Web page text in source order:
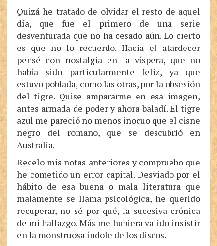
Quizá he tratado de olvidar el resto de aquel
día, que fue el primero de una serie
desventurada que no ha cesado aún. Lo cierto
es que no lo recuerdo. Hacia el atardecer
pensé con nostalgia en la víspera, que no
había sido particularmente feliz, ya que
estuvo poblada, como las otras, por la obsesión
del tigre. Quise ampararme en esa imagen,
antes armada de poder y ahora baladí. El tigre
azul me pareció no menos inocuo que el cisne
negro del romano, que se descubrió en
Australia.
Recelo mis notas anteriores y compruebo que
he cometido un error capital. Desviado por el
hábito de esa buena o mala literatura que
malamente se llama psicológica, he querido
recuperar, no sé por qué, la sucesiva crónica
de mi hallazgo. Más me hubiera valido insistir
en la monstruosa índole de los discos.